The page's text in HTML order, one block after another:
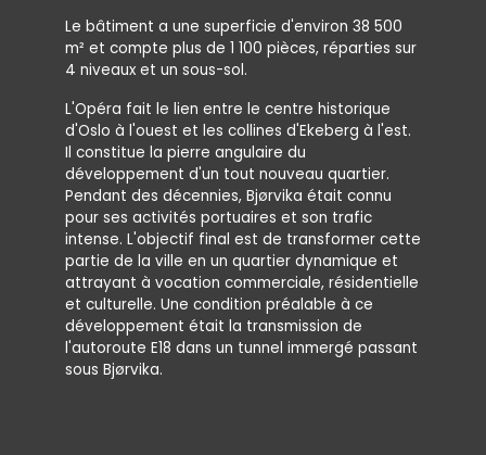
Le bâtiment a une superficie d'environ 38 500
m² et compte plus de 1 100 pièces, réparties sur
4 niveaux et un sous-sol.
L'Opéra fait le lien entre le centre historique
d'Oslo à l'ouest et les collines d'Ekeberg à l'est.
Il constitue la pierre angulaire du
développement d'un tout nouveau quartier.
Pendant des décennies, Bjørvika était connu
pour ses activités portuaires et son trafic
intense. L'objectif final est de transformer cette
partie de la ville en un quartier dynamique et
attrayant à vocation commerciale, résidentielle
et culturelle. Une condition préalable à ce
développement était la transmission de
l'autoroute E18 dans un tunnel immergé passant
sous Bjørvika.